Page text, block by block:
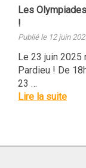
Les
!
Publié le 12 juin
Le 23 juin
Pardieu ! De
23 …
Lire la suite